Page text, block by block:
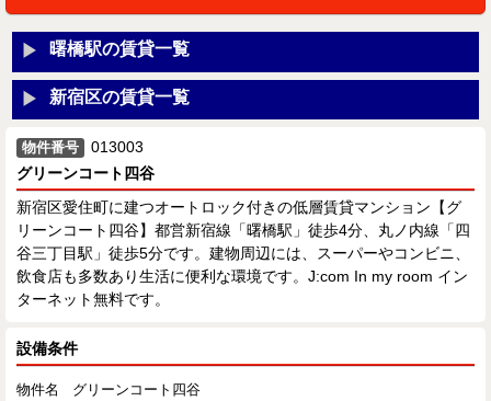
曙橋駅の賃貸一覧
新宿区の賃貸一覧
物件番号
013003
グリーンコート四谷
新宿区愛住町に建つオートロック付きの低層賃貸マンション【グ
リーンコート四谷】都営新宿線「曙橋駅」徒歩4分、丸ノ内線「四
谷三丁目駅」徒歩5分です。建物周辺には、スーパーやコンビニ、
飲食店も多数あり生活に便利な環境です。J:com In my room イン
ターネット無料です。
設備条件
物件名 グリーンコート四谷